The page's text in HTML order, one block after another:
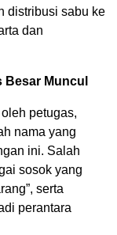
distribusi sabu ke
dan
Besar Muncul
petugas,
nama yang
ini. Salah
sosok yang
serta
perantara